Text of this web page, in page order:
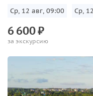
Ср, 12 авг, 09:00 Ср,
6 600₽
за экскурсию